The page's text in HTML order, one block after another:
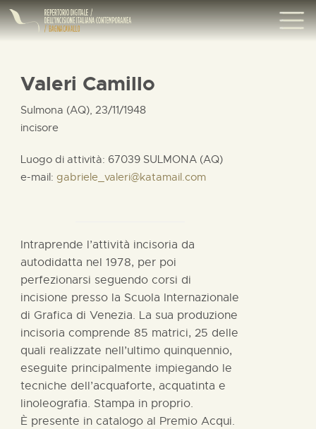
Valeri Camillo
Sulmona (AQ), 23/11/1948
incisore
Luogo di attività: 67039 SULMONA (AQ)
e-mail: gabriele_valeri@katamail.com
Intraprende l’attività incisoria da
autodidatta nel 1978, per poi
perfezionarsi seguendo corsi di
incisione presso la Scuola Internazionale
di Grafica di Venezia. La sua produzione
incisoria comprende 85 matrici, 25 delle
quali realizzate nell’ultimo quinquennio,
eseguite principalmente impiegando le
tecniche dell’acquaforte, acquatinta e
linoleografia. Stampa in proprio.
È presente in catalogo al Premio Acqui.